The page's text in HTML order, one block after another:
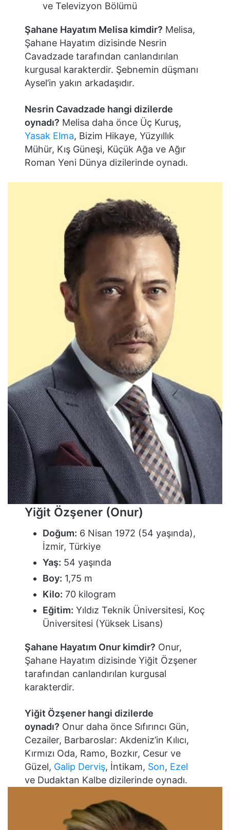
ve Televizyon Bölümü
Şahane Hayatım Melisa kimdir? Melisa,
Şahane Hayatım dizisinde Nesrin
Cavadzade tarafından canlandırılan
kurgusal karakterdir. Şebnemin düşmanı
Aysel’in yakın arkadaşıdır.
Nesrin Cavadzade hangi dizilerde
oynadı? Melisa daha önce Üç Kuruş,
Yasak Elma, Bizim Hikaye, Yüzyıllık
Mühür, Kış Güneşi, Küçük Ağa ve Ağır
Roman Yeni Dünya dizilerinde oynadı.
Yiğit Özşener (Onur)
Doğum: 6 Nisan 1972 (54 yaşında),
İzmir, Türkiye
Yaş: 54 yaşında
Boy: 1,75 m
Kilo: 70 kilogram
Eğitim: Yıldız Teknik Üniversitesi, Koç
Üniversitesi (Yüksek Lisans)
Şahane Hayatım Onur kimdir? Onur,
Şahane Hayatım dizisinde Yiğit Özşener
tarafından canlandırılan kurgusal
karakterdir.
Yiğit Özşener hangi dizilerde
oynadı? Onur daha önce Sıfırıncı Gün,
Cezailer, Barbaroslar: Akdeniz’in Kılıcı,
Kırmızı Oda, Ramo, Bozkır, Cesur ve
Güzel, Galip Derviş, İntikam, Son, Ezel
ve Dudaktan Kalbe dizilerinde oynadı.